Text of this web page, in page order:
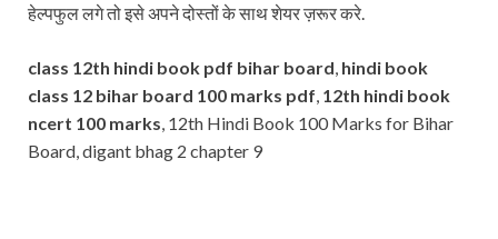
हेल्पफुल लगे तो इसे अपने दोस्तों के साथ शेयर ज़रूर करे.
class 12th hindi book pdf bihar board, hindi book
class 12 bihar board 100 marks pdf, 12th hindi book
ncert 100 marks, 12th Hindi Book 100 Marks for Bihar
Board, digant bhag 2 chapter 9